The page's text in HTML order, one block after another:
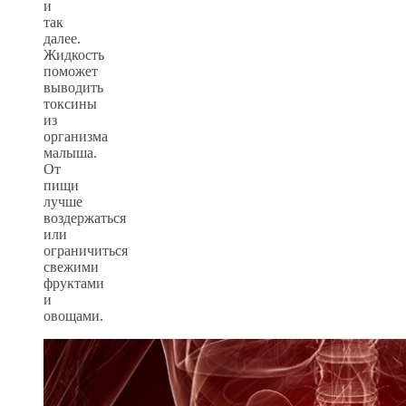
и
так
далее.
Жидкость
поможет
выводить
токсины
из
организма
малыша.
От
пищи
лучше
воздержаться
или
ограничиться
свежими
фруктами
и
овощами.